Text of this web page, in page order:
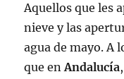
Aquellos que les
nieve y las
agua de mayo. A
que enAndalucía